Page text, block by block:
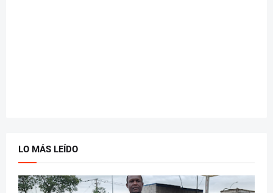
LO MÁS LEÍDO